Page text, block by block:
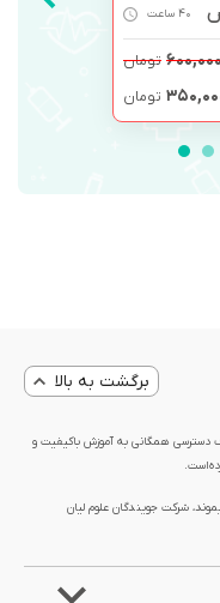
40 ساعت
تومان
تومان
برگشت به بالا
دسترسی همگانی به آموزش باکیفیت و
شرکت جویندگان علوم لیان